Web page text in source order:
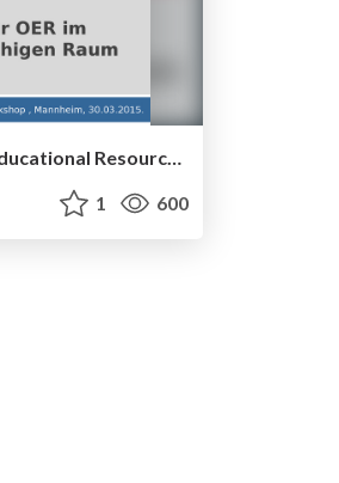
Metadaten für Open Educational Resources (OER) im deutschsprachigen Raum
1 600